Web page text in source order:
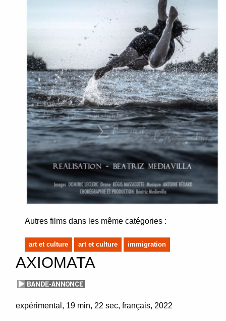
Autres films dans les même catégories :
art et culture art et culture immigration
AXIOMATA
expérimental 19 min 22 sec français 2022